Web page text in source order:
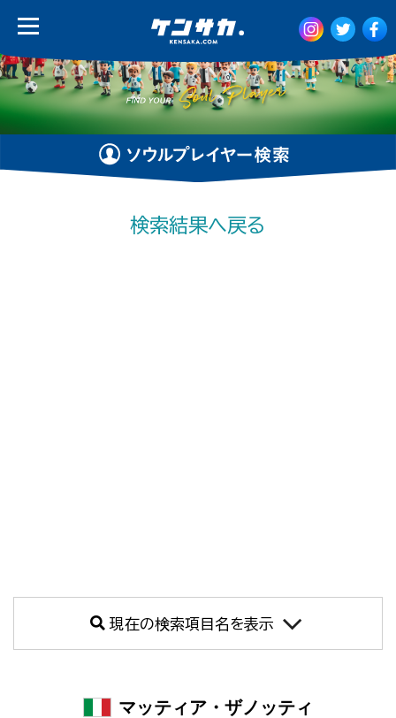
検索結果へ戻る
現在の検索項目名を表示
マッティア・ザノッティ